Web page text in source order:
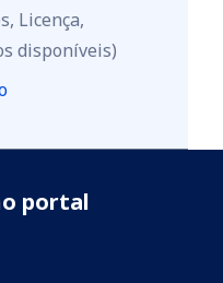
Licença,
disponíveis)
portal